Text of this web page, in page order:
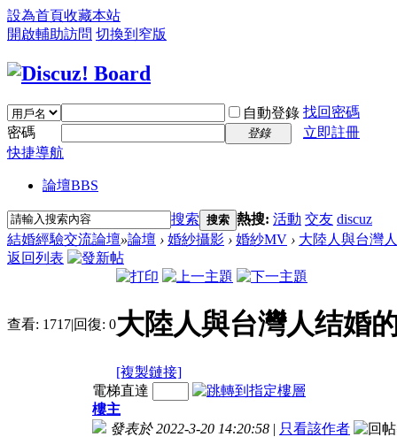
設為首頁收藏本站
開啟輔助訪問 切換到窄版
自動登錄 找回密碼
密碼
登錄
立即註冊
快捷導航
論壇BBS
搜索 搜索 熱搜: 活動 交友 discuz
結婚經驗交流論壇»論壇 › 婚紗攝影 › 婚紗MV › 大陸人與台灣
返回列表
查看: 1717|回復: 0大陸人與台灣人结婚
[複製鏈接]
電梯直達
樓主
發表於 2022-3-20 14:20:58 | 只看該作者